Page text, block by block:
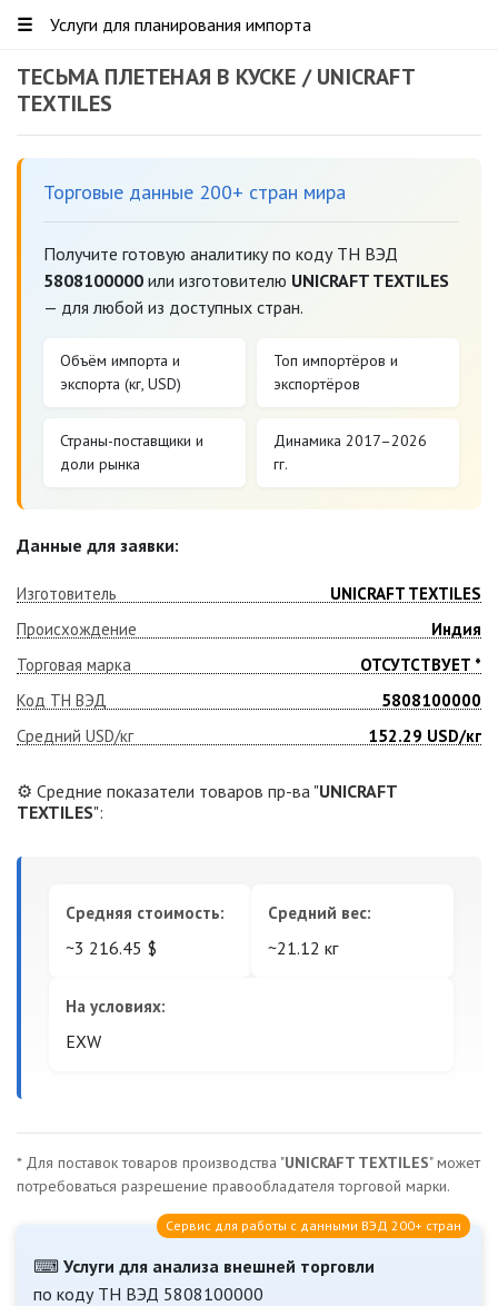
☰ Услуги для планирования импорта
ТЕСЬМА ПЛЕТЕНАЯ В КУСКЕ / UNICRAFT
TEXTILES
Торговые данные 200+ стран мира
Получите готовую аналитику по коду ТН ВЭД
5808100000 или изготовителю UNICRAFT TEXTILES
— для любой из доступных стран.
Объём импорта и
экспорта (кг, USD)
Топ импортёров и
экспортёров
Страны-поставщики и
доли рынка
Динамика 2017–2026
гг.
Данные для заявки:
Изготовитель
UNICRAFT TEXTILES
Происхождение
Индия
Торговая марка
ОТСУТСТВУЕТ *
Код ТН ВЭД
5808100000
Средний USD/кг
152.29 USD/кг
⚙️ Средние показатели товаров пр-ва "UNICRAFT
TEXTILES":
Средняя стоимость:
~3 216.45 $
Средний вес:
~21.12 кг
На условиях:
EXW
* Для поставок товаров производства "UNICRAFT TEXTILES" может
потребоваться разрешение правообладателя торговой марки.
⌨ Услуги для анализа внешней торговли
по коду ТН ВЭД 5808100000
Сервис для работы с данными ВЭД 200+ стран